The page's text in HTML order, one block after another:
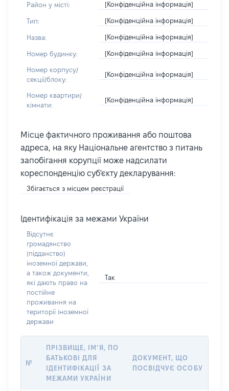
Район у місті: [Конфіденційна інформація]
Тип: [Конфіденційна інформація]
Назва: [Конфіденційна інформація]
Номер будинку: [Конфіденційна інформація]
Номер корпусу/
секції/блоку:
[Конфіденційна інформація]
Номер квартири/
кімнати:
[Конфіденційна інформація]
Місце фактичного проживання або поштова
адреса, на яку Національне агентство з питань
запобігання корупції може надсилати
кореспонденцію суб'єкту декларування:
Збігається з місцем реєстрації
Ідентифікація за межами України
Відсутнє
громадянство
(підданство)
іноземної держави,
а також документи,
які дають право на
постійне
проживання на
території іноземної
держави
Так
№
ПРІЗВИЩЕ, ІМ’Я, ПО
БАТЬКОВІ ДЛЯ
ІДЕНТИФІКАЦІЇ ЗА
МЕЖАМИ УКРАЇНИ
ДОКУМЕНТ, ЩО
ПОСВІДЧУЄ ОСОБУ